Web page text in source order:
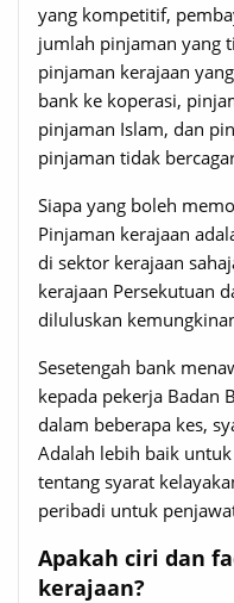
yang kompetitif,
jumlah pinjaman yang
pinjaman kerajaan
bank ke koperasi,
pinjaman Islam, dan
pinjaman tidak
Siapa yang boleh
Pinjaman kerajaan
di sektor kerajaan
kerajaan Persekutuan
diluluskan
Sesetengah bank
kepada pekerja Badan
dalam beberapa kes,
Adalah lebih baik
tentang syarat
peribadi untuk
Apakah ciri dan
kerajaan?